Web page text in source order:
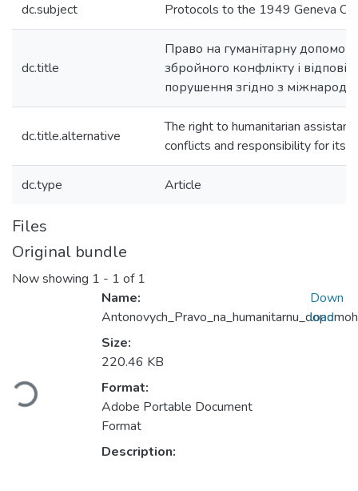
dc.subject Protocols to the 1949 Geneva
dc.title
Право на гуманітарну допомогу
збройного конфлікту і
порушення згідно з
dc.title.alternative
The right to humanitarian
conflicts and responsibility for its
dc.type Article
Files
Original bundle
Now showing 1 - 1 of 1
Loading...
Name:
Size:
220.46 KB
Format:
Adobe Portable Document
Format
Description:
Down
load